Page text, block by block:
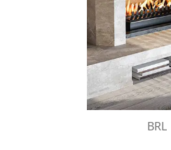
BRL
supporto per
bioKamino è stato
camini tradizionali a